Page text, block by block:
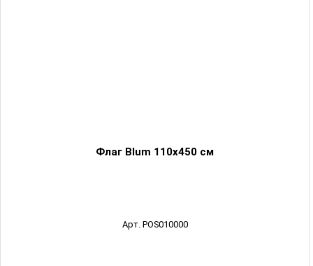
Флаг Blum 110х450 см
Арт. POS010000